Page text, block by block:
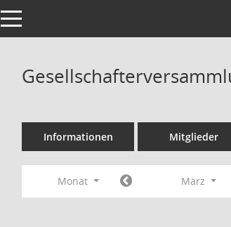
Toggle navigation
Informationen Mitglieder
Monat März